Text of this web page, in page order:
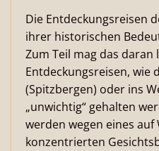
Die Entdeckungsreisen
ihrer historischen
Zum Teil mag das daran
Entdeckungsreisen, wie
(Spitzbergen) oder ins
„unwichtig“ gehalten
werden wegen eines
konzentrierten